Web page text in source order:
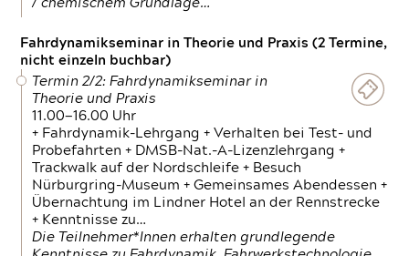
/ chemischem Grundlage…
Fahrdynamikseminar in Theorie und Praxis (2 Termine,
nicht einzeln buchbar)
Termin 2/2: Fahrdynamikseminar in
Theorie und Praxis
11.00—16.00 Uhr
+ Fahrdynamik-Lehrgang + Verhalten bei Test- und
Probefahrten + DMSB-Nat.-A-Lizenzlehrgang +
Trackwalk auf der Nordschleife + Besuch
Nürburgring-Museum + Gemeinsames Abendessen +
Übernachtung im Lindner Hotel an der Rennstrecke
+ Kenntnisse zu…
Die Teilnehmer*Innen erhalten grundlegende